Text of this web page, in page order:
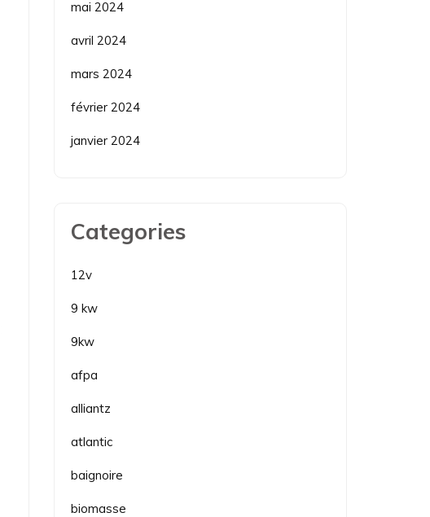
mai 2024
avril 2024
mars 2024
février 2024
janvier 2024
Categories
12v
9 kw
9kw
afpa
alliantz
atlantic
baignoire
biomasse